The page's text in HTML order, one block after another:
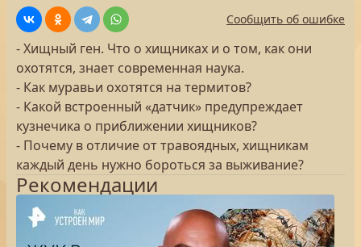
Сообщить об ошибке
- Хищный ген. Что о хищниках и о том, как они
охотятся, знает современная наука.
- Как муравьи охотятся на термитов?
- Какой встроенный «датчик» предупреждает
кузнечика о приближении хищников?
- Почему в отличие от травоядных, хищникам
каждый день нужно бороться за выживание?
Рекомендации